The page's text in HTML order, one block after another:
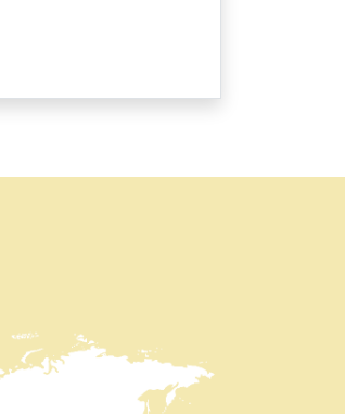
màu của Socola.